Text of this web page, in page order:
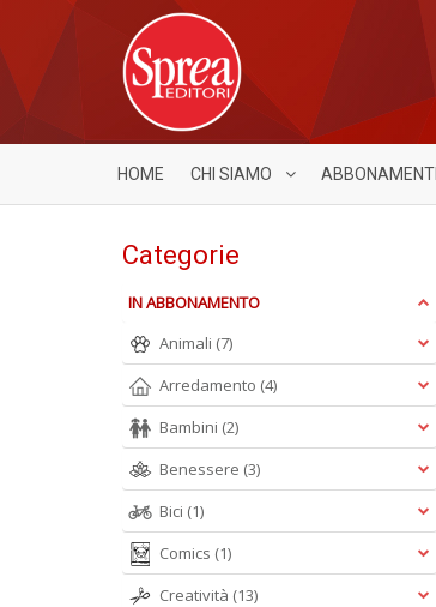
HOME CHI SIAMO ABBONAMENTI
Categorie
IN ABBONAMENTO
Animali (7)
Arredamento (4)
Bambini (2)
Benessere (3)
Bici (1)
Comics (1)
Creatività (13)